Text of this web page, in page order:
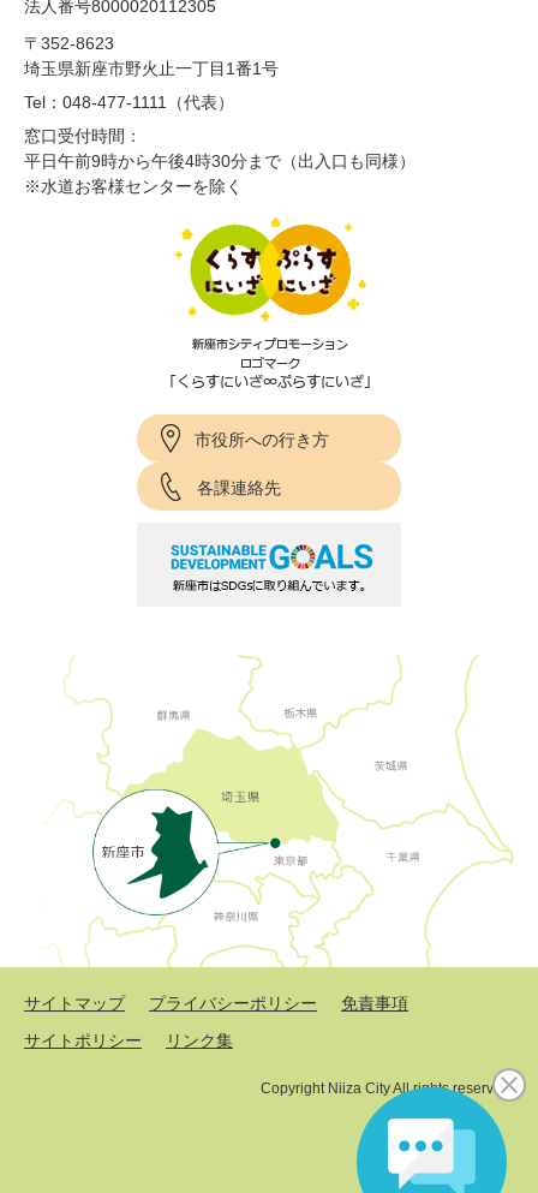
法人番号8000020112305
〒352-8623
埼玉県新座市野火止一丁目1番1号
Tel：048-477-1111（代表）
窓口受付時間：
平日午前9時から午後4時30分まで（出入口も同様）
※水道お客様センターを除く
市役所への行き方
各課連絡先
サイトマップ プライバシーポリシー
免責事項
サイトポリシー
リンク集
Copyright Niiza City All rights reserved.